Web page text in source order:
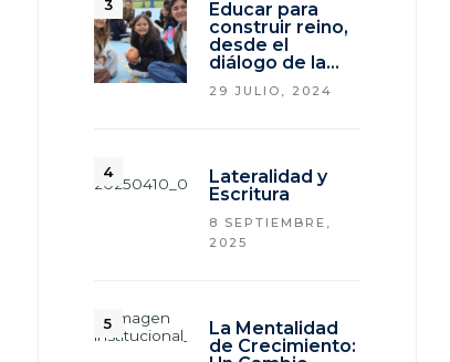
Educar para
construir reino,
desde el
diálogo de la…
29 JULIO, 2024
Lateralidad y
Escritura
8 SEPTIEMBRE,
2025
La Mentalidad
de Crecimiento: